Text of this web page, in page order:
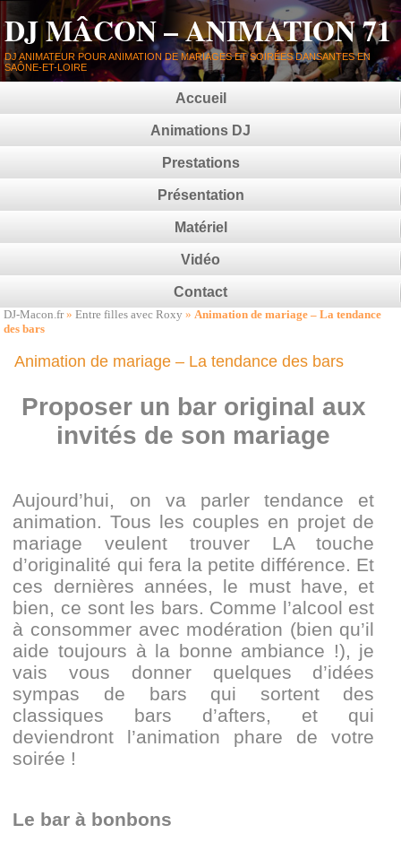
DJ MÂCON – ANIMATION 71
DJ ANIMATEUR POUR ANIMATION DE MARIAGES ET SOIRÉES DANSANTES EN
SAÔNE-ET-LOIRE
Accueil
Animations DJ
Prestations
Présentation
Matériel
Vidéo
Contact
DJ-Macon.fr»Entre filles avec Roxy »Animation de mariage – La tendance
des bars
Animation de mariage – La tendance des bars
Proposer un bar original aux
invités de son mariage
Aujourd’hui, on va parler tendance et
animation. Tous les couples en projet de
mariage veulent trouver LA touche
d’originalité qui fera la petite différence. Et
ces dernières années, le must have, et
bien, ce sont les bars. Comme l’alcool est
à consommer avec modération (bien qu’il
aide toujours à la bonne ambiance !), je
vais vous donner quelques d’idées
sympas de bars qui sortent des
classiques bars d’afters, et qui
deviendront l’animation phare de votre
soirée !
Le bar à bonbons